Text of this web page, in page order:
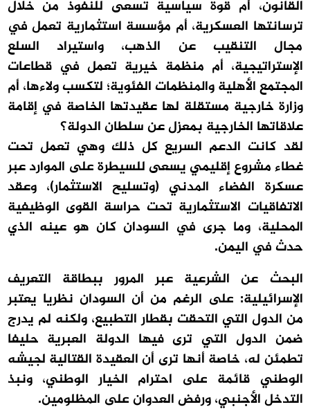
القانون، أم قوة سياسية تسعى للنفوذ من خلال
ترسانتها العسكرية، أم مؤسسة استثمارية تعمل في
مجال التنقيب عن الذهب، واستيراد السلع
الإستراتيجية، أم منظمة خيرية تعمل في قطاعات
المجتمع الأهلية والمنظمات الفئوية؛ لتكسب ولاءها، أم
وزارة خارجية مستقلة لها عقيدتها الخاصة في إقامة
علاقاتها الخارجية بمعزل عن سلطان الدولة؟
لقد كانت الدعم السريع كل ذلك وهي تعمل تحت
غطاء مشروع إقليمي يسعى للسيطرة على الموارد عبر
عسكرة الفضاء المدني (وتسليح الاستثمار)، وعقد
الاتفاقيات الاستثمارية تحت حراسة القوى الوظيفية
المحلية، وما جرى في السودان كان هو عينه الذي
حدث في اليمن.
البحث عن الشرعية عبر المرور ببطاقة التعريف
الإسرائيلية: على الرغم من أن السودان نظريا يعتبر
من الدول التي التحقت بقطار التطبيع، ولكنه لم يدرج
ضمن الدول التي ترى فيها الدولة العبرية حليفا
تطمئن له، خاصة أنها ترى أن العقيدة القتالية لجيشه
الوطني قائمة على احترام الخيار الوطني، ونبذ
التدخل الأجنبي، ورفض العدوان على المظلومين.